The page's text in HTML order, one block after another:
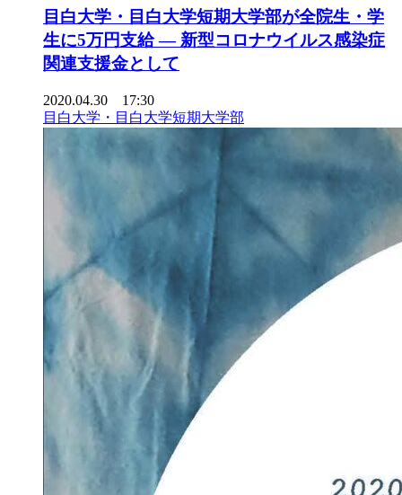
目白大学・目白大学短期大学部が全院生・学
生に5万円支給 — 新型コロナウイルス感染症
関連支援金として
2020.04.30 17:30
目白大学・目白大学短期大学部